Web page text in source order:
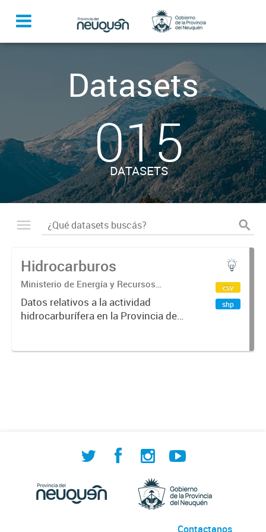
Datasets
015
DATASETS
Hidrocarburos
Ministerio de Energía y Recursos
Naturales. Subsecretaría de Energía e
Hidrocarburos.
Datos relativos a la actividad
hidrocarburífera en la Provincia del
csv
shp
Contactanos